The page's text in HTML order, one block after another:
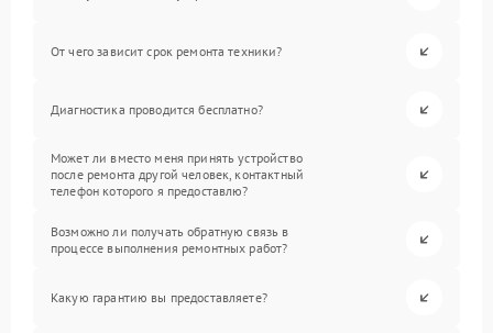
От чего зависит срок ремонта техники?
Диагностика проводится бесплатно?
Может ли вместо меня принять устройство
после ремонта другой человек, контактный
телефон которого я предоставлю?
Возможно ли получать обратную связь в
процессе выполнения ремонтных работ?
Какую гарантию вы предоставляете?